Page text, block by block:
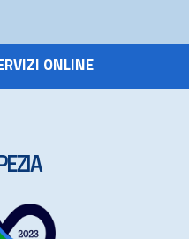
ONLINE